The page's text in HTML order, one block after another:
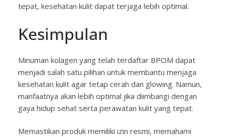
tepat, kesehatan kulit dapat terjaga lebih optimal.
Kesimpulan
Minuman kolagen yang telah terdaftar BPOM dapat
menjadi salah satu pilihan untuk membantu menjaga
kesehatan kulit agar tetap cerah dan glowing. Namun,
manfaatnya akan lebih optimal jika diimbangi dengan
gaya hidup sehat serta perawatan kulit yang tepat.
Memastikan produk memiliki izin resmi, memahami